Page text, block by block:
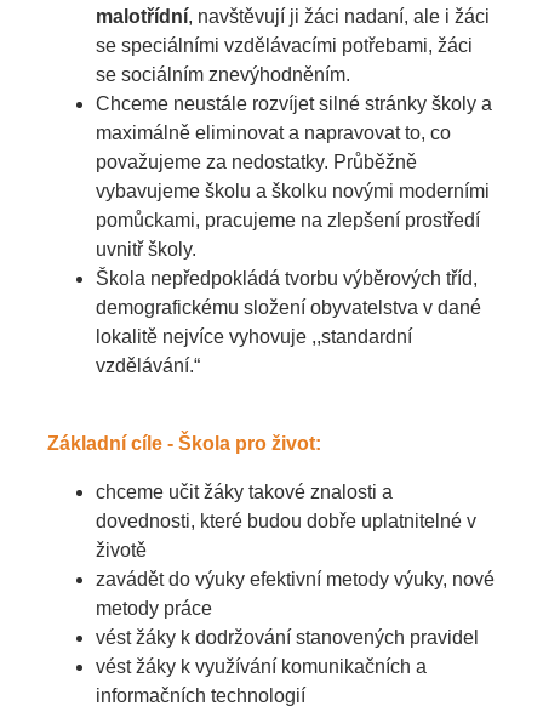
malotřídní, navštěvují ji žáci nadaní, ale i žáci
se speciálními vzdělávacími potřebami, žáci
se sociálním znevýhodněním.
Chceme neustále rozvíjet silné stránky školy a
maximálně eliminovat a napravovat to, co
považujeme za nedostatky. Průběžně
vybavujeme školu a školku novými moderními
pomůckami, pracujeme na zlepšení prostředí
uvnitř školy.
Škola nepředpokládá tvorbu výběrových tříd,
demografickému složení obyvatelstva v dané
lokalitě nejvíce vyhovuje ,,standardní
vzdělávání.“
Základní cíle - Škola pro život:
chceme učit žáky takové znalosti a
dovednosti, které budou dobře uplatnitelné v
životě
zavádět do výuky efektivní metody výuky, nové
metody práce
vést žáky k dodržování stanovených pravidel
vést žáky k využívání komunikačních a
informačních technologií